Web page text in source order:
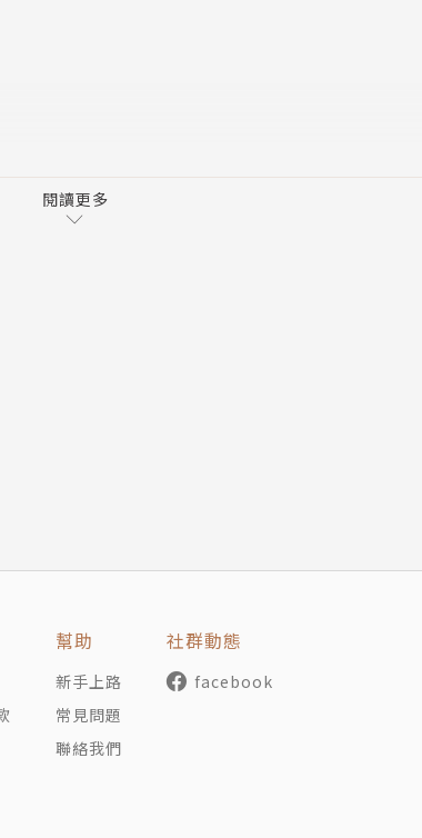
望，集結這些暢銷元素的所有關鍵金句。
腦功力。
閱讀更多
幫助
新手上路
常見問題
聯絡我們
社群動態
facebook